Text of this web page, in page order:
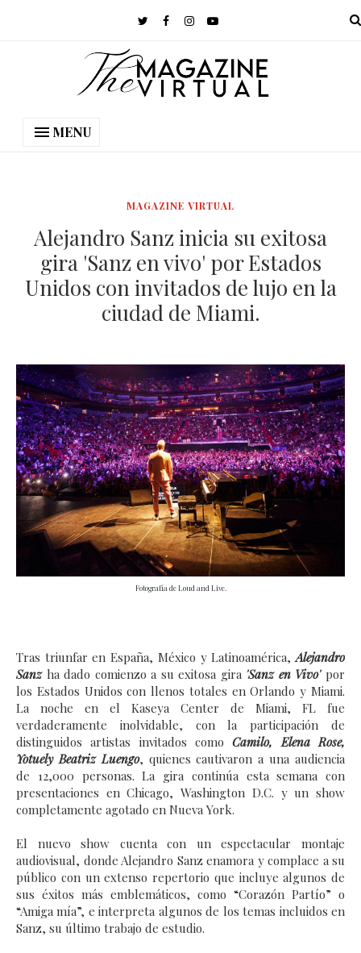
MENU
MAGAZINE VIRTUAL
Alejandro Sanz inicia su exitosa
gira 'Sanz en vivo' por Estados
Unidos con invitados de lujo en la
ciudad de Miami.
Fotografía de Loud and Live.
Tras triunfar en España, México y Latinoamérica,Alejandro
Sanzha dado comienzo a su exitosa gira 'Sanz en Vivo'por
los Estados Unidos con llenos totales en Orlando y Miami.
La noche en el Kaseya Center de Miami, FL fue
verdaderamente inolvidable, con la participación de
distinguidos artistas invitados comoCamilo, Elena Rose,
Yotuely Beatriz Luengo, quienes cautivaron a una audiencia
de 12,000 personas. La gira continúa esta semana con
presentaciones en Chicago, Washington D.C. y un show
completamente agotado en Nueva York.
El nuevo show cuenta con un espectacular montaje
audiovisual, donde Alejandro Sanz enamora y complace a su
público con un extenso repertorio que incluye algunos de
sus éxitos más emblemáticos, como “Corazón Partío” o
“Amiga mía”, e interpreta algunos de los temas incluidos en
Sanz, su último trabajo de estudio.